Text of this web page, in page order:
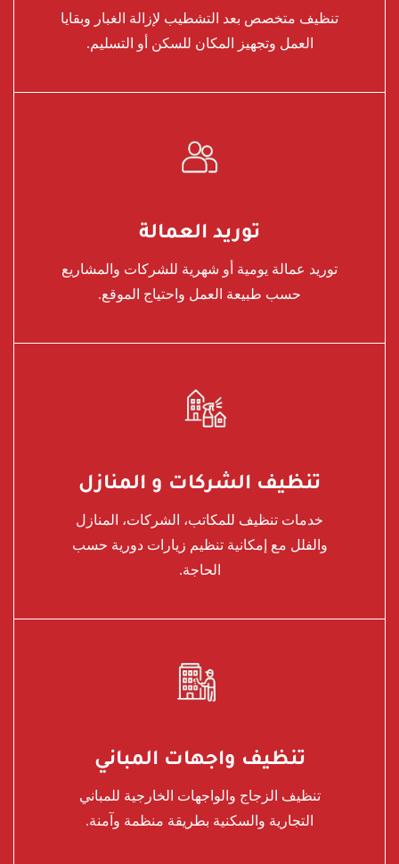
تنظيف متخصص بعد التشطيب لإزالة الغبار وبقايا
العمل وتجهيز المكان للسكن أو التسليم.
توريد العمالة
توريد عمالة يومية أو شهرية للشركات والمشاريع
حسب طبيعة العمل واحتياج الموقع.
تنظيف الشركات و المنازل
خدمات تنظيف للمكاتب، الشركات، المنازل
والفلل مع إمكانية تنظيم زيارات دورية حسب
الحاجة.
تنظيف واجهات المباني
تنظيف الزجاج والواجهات الخارجية للمباني
التجارية والسكنية بطريقة منظمة وآمنة.